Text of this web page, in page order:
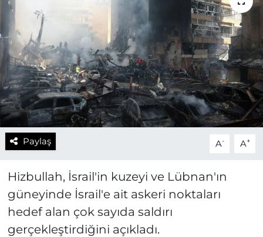
Paylaş A- A+
Hizbullah, İsrail'in kuzeyi ve Lübnan'ın
güneyinde İsrail'e ait askeri noktaları
hedef alan çok sayıda saldırı
gerçekleştirdiğini açıkladı.